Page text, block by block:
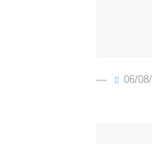
06/